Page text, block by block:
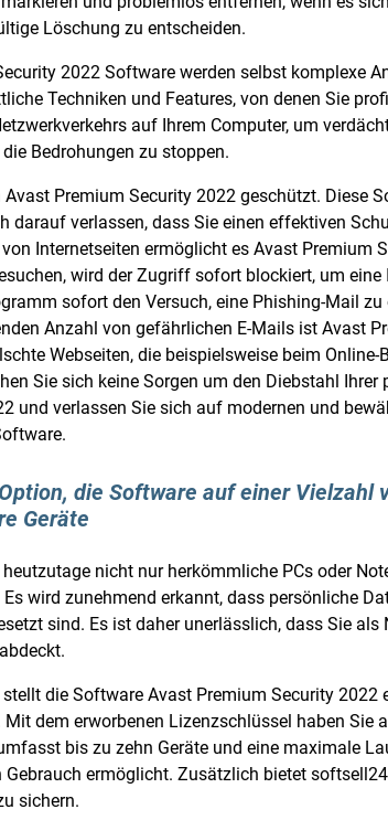
Löschung zu entscheiden.
2022 Software werden selbst komplexe
Techniken und Features, von denen Sie
auf Ihrem Computer, um
Bedrohungen zu stoppen.
Premium Security 2022 geschützt. Diese
darauf verlassen, dass Sie einen effektiven
Internetseiten ermöglicht es Avast Premium
wird der Zugriff sofort blockiert, um
sofort den Versuch, eine Phishing-Mail
Anzahl von gefährlichen E-Mails ist Avast
Webseiten, die beispielsweise beim
Sie sich keine Sorgen um den Diebstahl
und verlassen Sie sich auf modernen und
die Software auf einer
Geräte
nicht nur herkömmliche PCs oder
wird zunehmend erkannt, dass persönliche
sind. Es ist daher unerlässlich, dass Sie
die Software Avast Premium Security
dem erworbenen Lizenzschlüssel haben
bis zu zehn Geräte und eine maximale
ermöglicht. Zusätzlich bietet
sichern.